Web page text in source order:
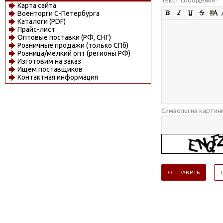
Карта сайта
Военторги С-Петербурга
Каталоги (PDF)
Прайс-лист
Оптовые поставки (РФ, СНГ)
Розничные продажи (только СПб)
Розница/мелкий опт (регионы РФ)
Изготовим на заказ
Ищем поставщиков
Контактная информация
Символы на